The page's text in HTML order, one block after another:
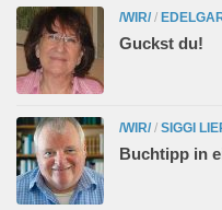
/WIR/ /
Guckst du!
/WIR/ / SIGGI
Buchtipp in